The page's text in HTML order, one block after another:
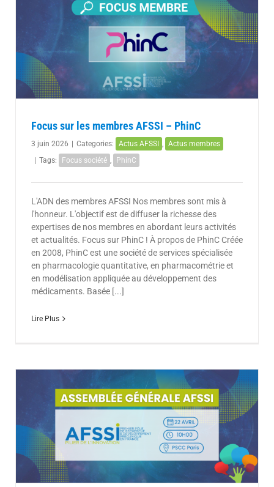
Focus sur les membres AFSSI – PhinC
3 juin 2026 | Categories: Actus AFSSI
Actus membres
| Tags: Focus société PhinC
L'ADN des membres AFSSI Nos membres sont mis à
l'honneur. L'objectif est de diffuser la richesse des
expertises de nos membres en abordant leurs activités
et actualités. Focus sur PhinC ! À propos de PhinC Créée
en 2008, PhinC est une société de services spécialisée
en pharmacologie quantitative, en pharmacométrie et
en modélisation appliquée au développement des
médicaments. Basée [...]
Lire Plus